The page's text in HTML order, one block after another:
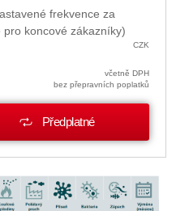
frekvence za
koncové zákazníky)
CZK
včetně DPH
bez přepravních poplatků
Předplatné